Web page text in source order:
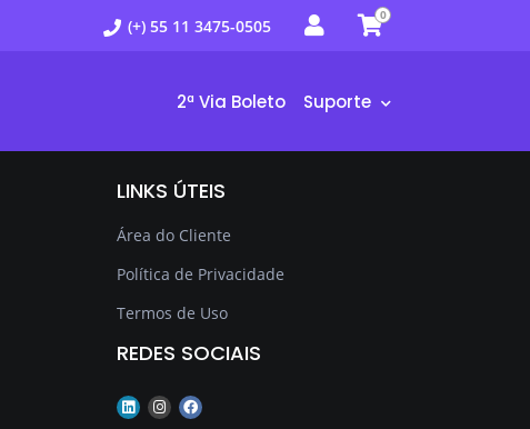
(+) 55 11 3475-0505
0
2ª Via Boleto Suporte
LINKS ÚTEIS
Área do Cliente
Política de Privacidade
Termos de Uso
REDES SOCIAIS